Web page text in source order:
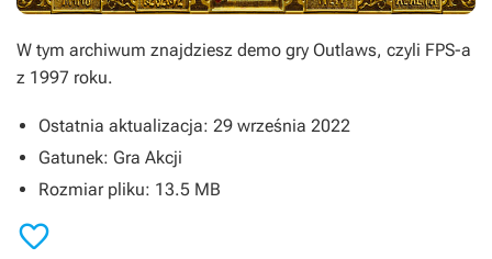
W tym archiwum znajdziesz demo gry Outlaws, czyli FPS-a
z 1997 roku.
Ostatnia aktualizacja: 29 września 2022
Gatunek: Gra Akcji
Rozmiar pliku: 13.5 MB
